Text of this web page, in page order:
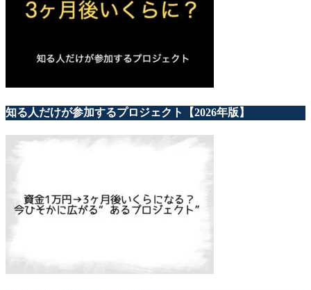
知る人だけが参加するプロジェクト【2026年版】